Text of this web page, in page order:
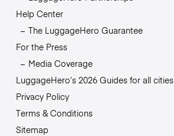
Help Center
The LuggageHero Guarantee
For the Press
Media Coverage
LuggageHero’s 2026 Guides for all cities
Privacy Policy
Terms & Conditions
Sitemap